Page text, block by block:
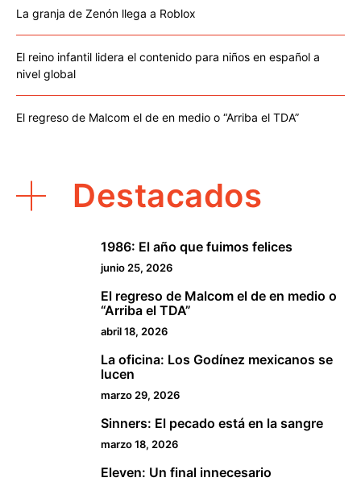
La granja de Zenón llega a Roblox
El reino infantil lidera el contenido para niños en español a
nivel global
El regreso de Malcom el de en medio o “Arriba el TDA”
Destacados
1986: El año que fuimos felices
junio 25, 2026
El regreso de Malcom el de en medio o
“Arriba el TDA”
abril 18, 2026
La oficina: Los Godínez mexicanos se
lucen
marzo 29, 2026
Sinners: El pecado está en la sangre
marzo 18, 2026
Eleven: Un final innecesario